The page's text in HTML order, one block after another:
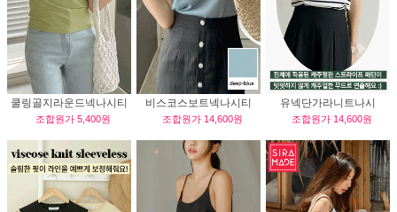
쿨링골지라운드넥나시티
조합원가5,400원
비스코스보트넥나시티
조합원가 14,600원
유넥단가라니트나시
조합원가 14,600원